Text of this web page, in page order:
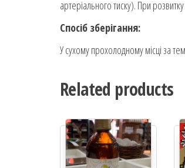
артеріального тиску). При
Спосіб зберігання:
У сухому прохолодному місці за
Related products